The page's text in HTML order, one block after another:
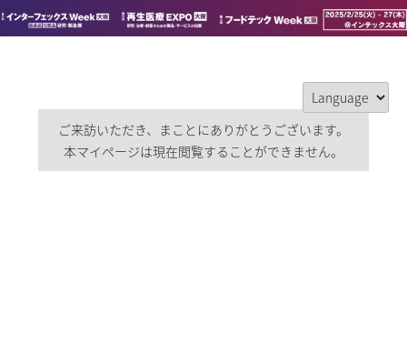
ご来訪いただき、まことにありがとうございます。
本マイページは現在閲覧することができません。